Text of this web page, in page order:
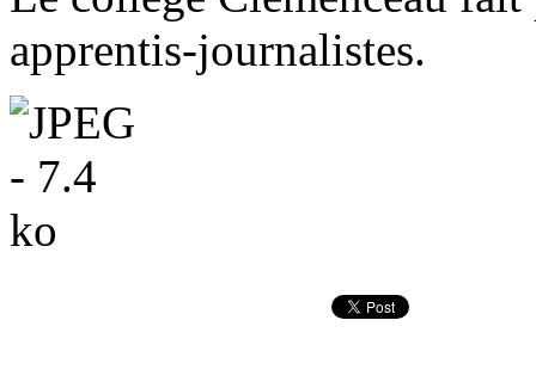
apprentis-journalistes.